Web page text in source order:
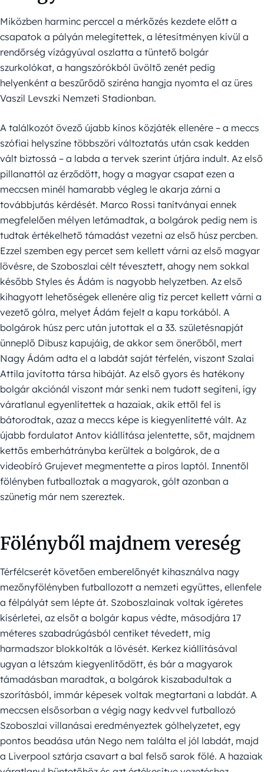
Miközben harminc perccel a mérkőzés kezdete előtt a
csapatok a pályán melegítettek, a létesítményen kívül a
rendőrség vízágyúval oszlatta a tüntető bolgár
szurkolókat, a hangszórókból üvöltő zenét pedig
helyenként a beszűrődő sziréna hangja nyomta el az üres
Vaszil Levszki Nemzeti Stadionban.
A találkozót övező újabb kínos közjáték ellenére – a meccs
szófiai helyszíne többszöri változtatás után csak kedden
vált biztossá – a labda a tervek szerint útjára indult. Az első
pillanattól az érződött, hogy a magyar csapat ezen a
meccsen minél hamarabb végleg le akarja zárni a
továbbjutás kérdését. Marco Rossi tanítványai ennek
megfelelően mélyen letámadtak, a bolgárok pedig nem is
tudtak értékelhető támadást vezetni az első húsz percben.
Ezzel szemben egy percet sem kellett várni az első magyar
lövésre, de Szoboszlai célt tévesztett, ahogy nem sokkal
később Styles és Ádám is nagyobb helyzetben. Az első
kihagyott lehetőségek ellenére alig tíz percet kellett várni a
vezető gólra, melyet Ádám fejelt a kapu torkából. A
bolgárok húsz perc után jutottak el a 33. születésnapját
ünneplő Dibusz kapujáig, de akkor sem önerőből, mert
Nagy Ádám adta el a labdát saját térfelén, viszont Szalai
Attila javította társa hibáját. Az első gyors és hatékony
bolgár akciónál viszont már senki nem tudott segíteni, így
váratlanul egyenlítettek a hazaiak, akik ettől fel is
bátorodtak, azaz a meccs képe is kiegyenlítetté vált. Az
újabb fordulatot Antov kiállítása jelentette, sőt, majdnem
kettős emberhátrányba kerültek a bolgárok, de a
videobíró Grujevet megmentette a piros laptól. Innentől
fölényben futballoztak a magyarok, gólt azonban a
szünetig már nem szereztek.
Fölényből majdnem vereség
Térfélcserét követően emberelőnyét kihasználva nagy
mezőnyfölényben futballozott a nemzeti együttes, ellenfele
a félpályát sem lépte át. Szoboszlainak voltak ígéretes
kísérletei, az elsőt a bolgár kapus védte, másodjára 17
méteres szabadrúgásból centiket tévedett, míg
harmadszor blokkolták a lövését. Kerkez kiállításával
ugyan a létszám kiegyenlítődött, és bár a magyarok
támadásban maradtak, a bolgárok kiszabadultak a
szorításból, immár képesek voltak megtartani a labdát. A
meccsen elsősorban a végig nagy kedvvel futballozó
Szoboszlai villanásai eredményeztek gólhelyzetet, egy
pontos beadása után Nego nem találta el jól labdát, majd
a Liverpool sztárja csavart a bal felső sarok fölé. A hazaiak